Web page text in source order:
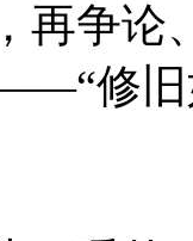
再争论
修旧